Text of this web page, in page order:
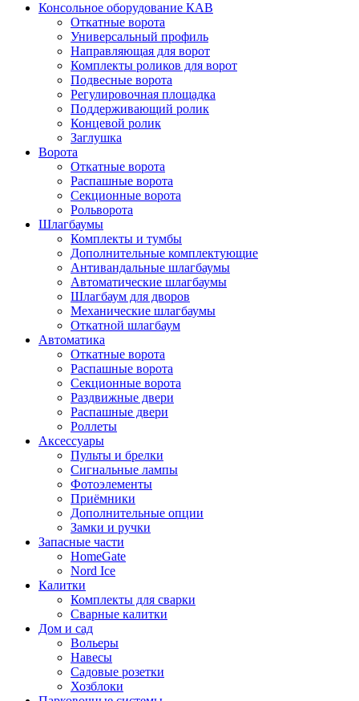
Консольное оборудование КАВ
Откатные ворота
Универсальный профиль
Направляющая для ворот
Комплекты роликов для ворот
Подвесные ворота
Регулировочная площадка
Поддерживающий ролик
Концевой ролик
Заглушка
Ворота
Откатные ворота
Распашные ворота
Секционные ворота
Рольворота
Шлагбаумы
Комплекты и тумбы
Дополнительные комплектующие
Антивандальные шлагбаумы
Автоматические шлагбаумы
Шлагбаум для дворов
Механические шлагбаумы
Откатной шлагбаум
Автоматика
Откатные ворота
Распашные ворота
Секционные ворота
Раздвижные двери
Распашные двери
Роллеты
Аксессуары
Пульты и брелки
Сигнальные лампы
Фотоэлементы
Приёмники
Дополнительные опции
Замки и ручки
Запасные части
HomeGate
Nord Ice
Калитки
Комплекты для сварки
Сварные калитки
Дом и сад
Вольеры
Навесы
Садовые розетки
Хозблоки